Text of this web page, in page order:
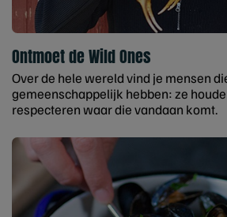
Ontmoet de Wild Ones
Over de hele wereld vind je mensen
gemeenschappelijk hebben: ze
respecteren waar die vandaan komt.